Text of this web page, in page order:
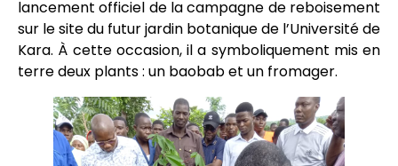
lancement officiel de la campagne de reboisement
sur le site du futur jardin botanique de l’Université de
Kara. À cette occasion, il a symboliquement mis en
terre deux plants : un baobab et un fromager.